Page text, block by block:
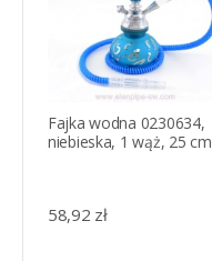
Fajka wodna 0230634,
niebieska, 1 wąż, 25 cm
58,92 zł